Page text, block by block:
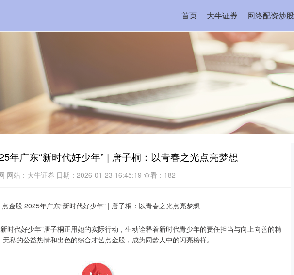
首页 大牛证券 网络配资炒股
年广东“新时代好少年” | 唐子桐：以青春之光点亮梦想
网站：大牛证券 日期：2026-01-23 16:45:19 查看：182
时代好少年”唐子桐正用她的实际行动，生动诠释着新时代青少年的责任担当与向上向善的精
私的公益热情和出色的综合才艺点金股，成为同龄人中的闪亮榜样。